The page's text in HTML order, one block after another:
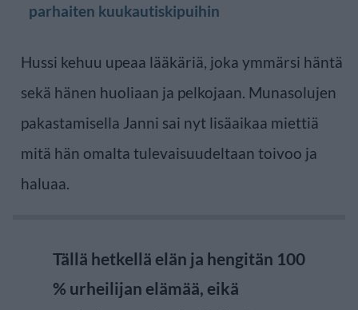
parhaiten kuukautiskipuihin
Hussi kehuu upeaa lääkäriä, joka ymmärsi häntä
sekä hänen huoliaan ja pelkojaan. Munasolujen
pakastamisella Janni sai nyt lisäaikaa miettiä
mitä hän omalta tulevaisuudeltaan toivoo ja
haluaa.
Tällä hetkellä elän ja hengitän 100
% urheilijan elämää, eikä